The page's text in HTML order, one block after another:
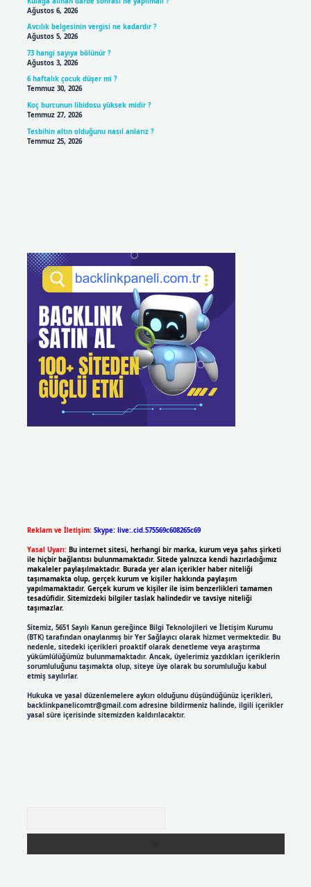
Ağustos 6, 2026
Avcılık belgesinin vergisi ne kadardır ?
Ağustos 5, 2026
73 hangi sayıya bölünür ?
Ağustos 3, 2026
6 haftalık çocuk düşer mi ?
Temmuz 30, 2026
Koç burcunun libidosu yüksek midir ?
Temmuz 27, 2026
Tesbihin altın olduğunu nasıl anlarız ?
Temmuz 25, 2026
Reklam ve İletişim: Skype: live:.cid.575569c608265c69
Yasal Uyarı: Bu internet sitesi, herhangi bir marka, kurum veya şahıs şirketi
ile hiçbir bağlantısı bulunmamaktadır. Sitede yalnızca kendi hazırladığımız
makaleler paylaşılmaktadır. Burada yer alan içerikler haber niteliği
taşımamakta olup, gerçek kurum ve kişiler hakkında paylaşım
yapılmamaktadır. Gerçek kurum ve kişiler ile isim benzerlikleri tamamen
tesadüfidir. Sitemizdeki bilgiler taslak halindedir ve tavsiye niteliği
taşımazlar.
Sitemiz, 5651 Sayılı Kanun gereğince Bilgi Teknolojileri ve İletişim Kurumu
(BTK) tarafından onaylanmış bir Yer Sağlayıcı olarak hizmet vermektedir. Bu
nedenle, sitedeki içerikleri proaktif olarak denetleme veya araştırma
yükümlülüğümüz bulunmamaktadır. Ancak, üyelerimiz yazdıkları içeriklerin
sorumluluğunu taşımakta olup, siteye üye olarak bu sorumluluğu kabul
etmiş sayılırlar.
Hukuka ve yasal düzenlemelere aykırı olduğunu düşündüğünüz içerikleri,
backlinkpanelicomtr@gmail.comadresine bildirmeniz halinde, ilgili içerikler
yasal süre içerisinde sitemizden kaldırılacaktır.